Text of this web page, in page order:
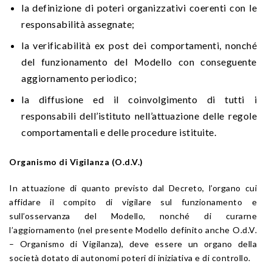
la definizione di poteri organizzativi coerenti con le
responsabilità assegnate;
la verificabilità ex post dei comportamenti, nonché
del funzionamento del Modello con conseguente
aggiornamento periodico;
la diffusione ed il coinvolgimento di tutti i
responsabili dell’istituto nell’attuazione delle regole
comportamentali e delle procedure istituite.
Organismo di Vigilanza (O.d.V.)
In attuazione di quanto previsto dal Decreto, l’organo cui
affidare il compito di vigilare sul funzionamento e
sull’osservanza del Modello, nonché di curarne
l’aggiornamento (nel presente Modello definito anche O.d.V.
– Organismo di Vigilanza), deve essere un organo della
società dotato di autonomi poteri di iniziativa e di controllo.